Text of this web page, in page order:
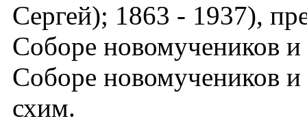
Сергей); 1863 - 1937),
Соборе новомучеников
Соборе новомучеников и
схим.